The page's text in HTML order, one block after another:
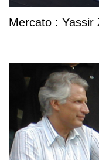
Mercato : Yassir